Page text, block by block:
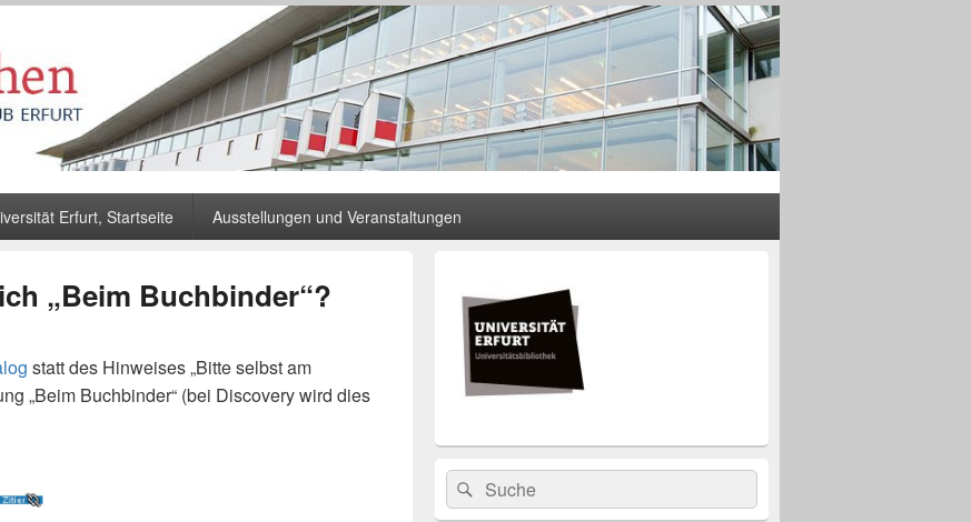
Erfurt, Startseite Ausstellungen und Veranstaltungen
„Beim Buchbinder“?
statt des Hinweises „Bitte selbst am
„Beim Buchbinder“ (bei Discovery wird dies
Widget-
Bereich
Search
for:
Suche